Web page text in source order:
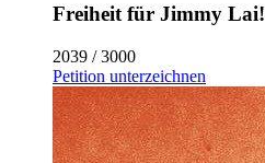
Freiheit für Jimmy Lai!
2039 / 3000
Petition unterzeichnen